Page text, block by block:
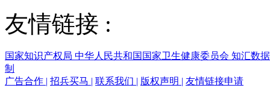
友情链接 :
国家知识产权局 中华人民共和国国家卫生健康委员会 知汇数
制
广告合作 | 招兵买马 | 联系我们 | 版权声明 | 友情链接申请